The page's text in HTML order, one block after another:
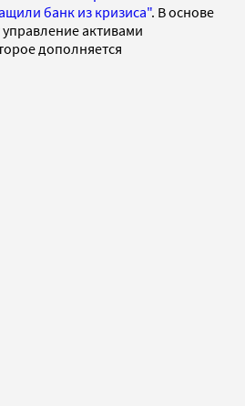
банк из кризиса". В основе
активами
дополняется